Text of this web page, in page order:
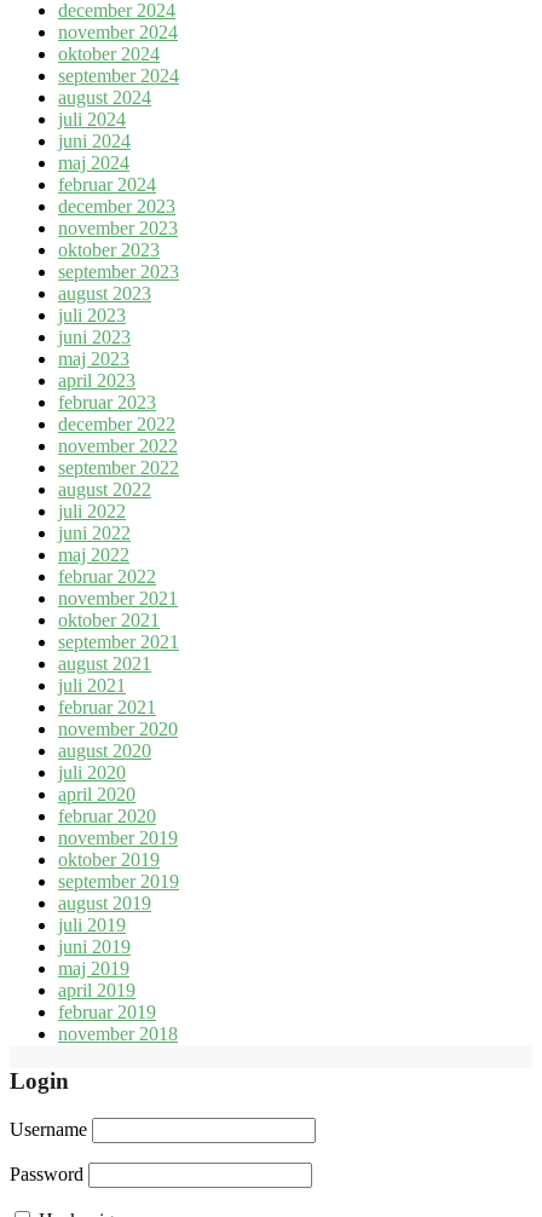
december 2024
november 2024
oktober 2024
september 2024
august 2024
juli 2024
juni 2024
maj 2024
februar 2024
december 2023
november 2023
oktober 2023
september 2023
august 2023
juli 2023
juni 2023
maj 2023
april 2023
februar 2023
december 2022
november 2022
september 2022
august 2022
juli 2022
juni 2022
maj 2022
februar 2022
november 2021
oktober 2021
september 2021
august 2021
juli 2021
februar 2021
november 2020
august 2020
juli 2020
april 2020
februar 2020
november 2019
oktober 2019
september 2019
august 2019
juli 2019
juni 2019
maj 2019
april 2019
februar 2019
november 2018
Login
Username
Password